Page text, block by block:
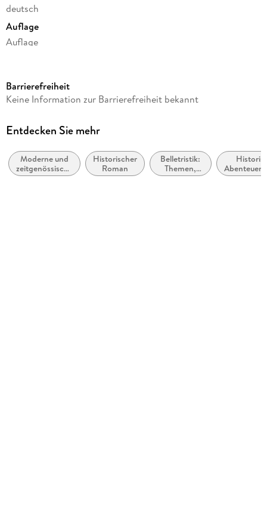
deutsch
Auflage
Auflage
Reihe
Autor/Autorin
Verlag/Hersteller
Ullstein Taschenbuchvlg.
Barrierefreiheit
Keine Information zur Barrierefreiheit bekannt
Entdecken Sie mehr
Moderne und
zeitgenössische
Belletristik:
Historischer
Roman
Belletristik:
Themen,
Stoffe,